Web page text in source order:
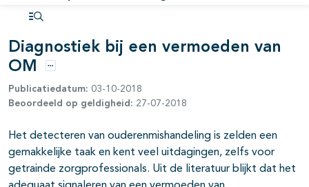
open- en dichtklappen
Diagnostiek bij een vermoeden van
OM
Opties
Publicatiedatum: 03-10-2018
Beoordeeld op geldigheid: 27-07-2018
Het detecteren van ouderenmishandeling is zelden een
gemakkelijke taak en kent veel uitdagingen, zelfs voor
getrainde zorgprofessionals. Uit de literatuur blijkt dat het